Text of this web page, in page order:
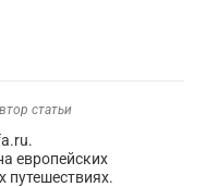
статьи
европейских
путешествиях.